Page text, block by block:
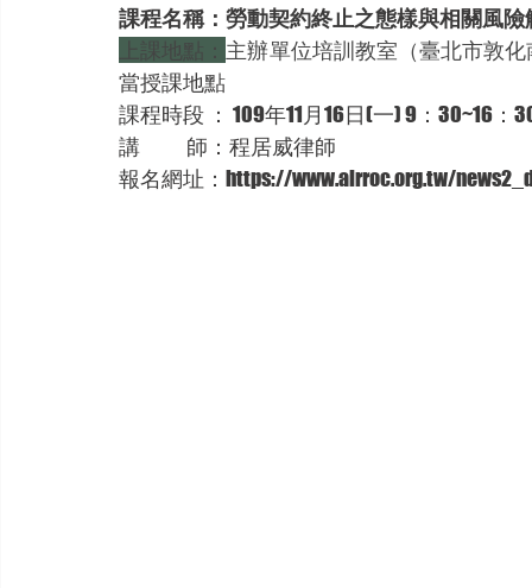
課程名稱：勞動契約終止之態樣與相關風險
上課地點： 主辦單位培訓教室（臺北市敦化
當授課地點
課程時段 ： 109年11月16日(一) 9：30~16：
講             師：程居威律師
報名網址：https://www.airroc.org.tw/